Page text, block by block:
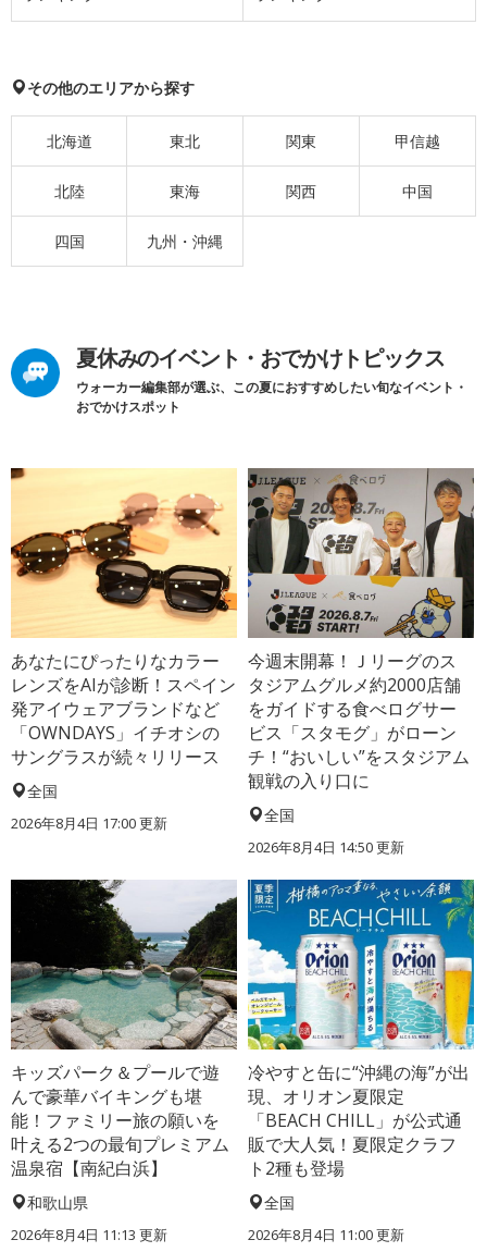
その他のエリアから探す
北海道 東北 関東 甲信越
北陸 東海 関西 中国
四国 九州・沖縄
夏休みのイベント・おでかけトピックス
ウォーカー編集部が選ぶ、この夏におすすめしたい旬なイベント・
おでかけスポット
あなたにぴったりなカラー
レンズをAIが診断！スペイン
発アイウェアブランドなど
「OWNDAYS」イチオシの
サングラスが続々リリース
全国
2026年8月4日 17:00更新
今週末開幕！Ｊリーグのス
タジアムグルメ約2000店舗
をガイドする食べログサー
ビス「スタモグ」がローン
チ！“おいしい”をスタジアム
観戦の入り口に
全国
2026年8月4日 14:50更新
キッズパーク＆プールで遊
んで豪華バイキングも堪
能！ファミリー旅の願いを
叶える2つの最旬プレミアム
温泉宿【南紀白浜】
和歌山県
2026年8月4日 11:13 更新
冷やすと缶に“沖縄の海”が出
現、オリオン夏限定
「BEACH CHILL」が公式通
販で大人気！夏限定クラフ
ト2種も登場
全国
2026年8月4日 11:00更新